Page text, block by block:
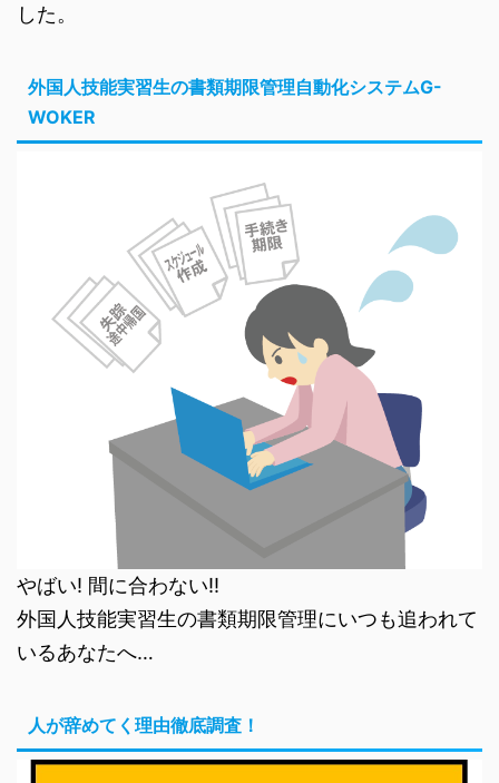
した。
外国人技能実習生の書類期限管理自動化システムG-
WOKER
やばい! 間に合わない!!
外国人技能実習生の書類期限管理にいつも追われて
いるあなたへ…
人が辞めてく理由徹底調査！